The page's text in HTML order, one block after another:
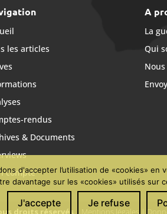
les articles
rendus
& Documents
compte
A
La
Qui
droits réservés Mentions légales
d'accepter l’utilisation de «cookies»
davantage sur les «cookies» utilisés sur
J'accepte Je refuse